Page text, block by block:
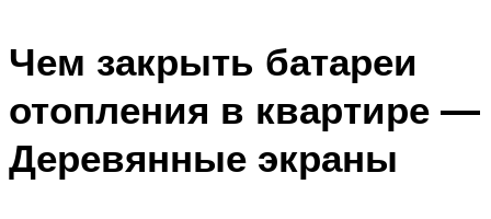
Чем закрыть батареи
отопления в квартире —
Деревянные экраны